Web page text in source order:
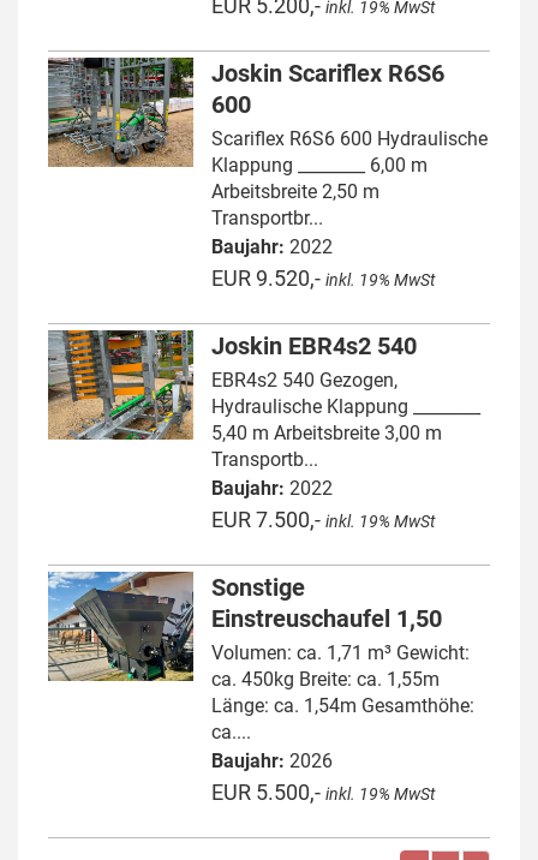
EUR 5.200,- inkl. 19% MwSt
Joskin Scariflex R6S6
600
Scariflex R6S6 600 Hydraulische
Klappung ________ 6,00 m
Arbeitsbreite 2,50 m
Transportbr...
Baujahr: 2022
EUR 9.520,- inkl. 19% MwSt
Joskin EBR4s2 540
EBR4s2 540 Gezogen,
Hydraulische Klappung ________
5,40 m Arbeitsbreite 3,00 m
Transportb...
Baujahr: 2022
EUR 7.500,- inkl. 19% MwSt
Sonstige
Einstreuschaufel 1,50
Volumen: ca. 1,71 m³ Gewicht:
ca. 450kg Breite: ca. 1,55m
Länge: ca. 1,54m Gesamthöhe:
ca....
Baujahr: 2026
EUR 5.500,- inkl. 19% MwSt